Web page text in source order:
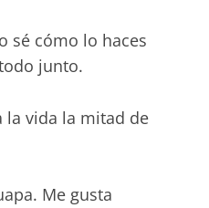
sé cómo lo haces
junto.
la vida la mitad de
Me gusta